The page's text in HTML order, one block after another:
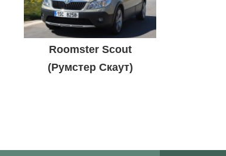
Roomster Scout
(Румстер Скаут)